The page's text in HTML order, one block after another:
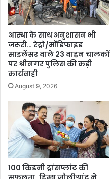
आस्था के साथ अनुशासन भी
जरूरी… रेट्रो/मॉडिफाइड
साइलेंसर वाले 23 वाहन चालकों
पर श्रीनगर पुलिस की कड़ी
कार्यवाही
August 9, 2026
100 किडनी ट्रांसप्लांट की